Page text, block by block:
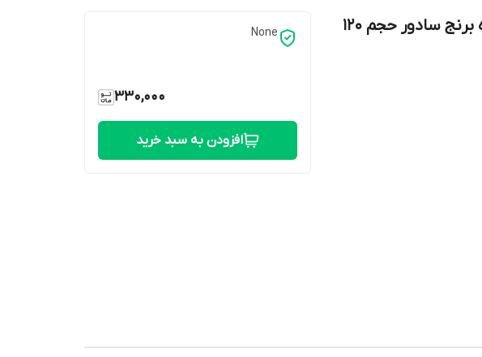
تونر صورت روشن کننده برنج سادور حجم 120
None
330,000
افزودن به سبد خرید